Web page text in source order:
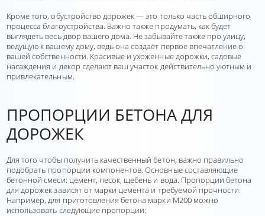
Кроме того, обустройство дорожек — это только часть обширного
процесса благоустройства. Важно также продумать, как будет
выглядеть весь двор вашего дома. Не забывайте также про улицу,
ведущую к вашему дому, ведь она создаёт первое впечатление о
вашей собственности. Красивые и ухоженные дорожки, садовые
насаждения и декор сделают ваш участок действительно уютным и
привлекательным.
ПРОПОРЦИИ БЕТОНА ДЛЯ
ДОРОЖЕК
Для того чтобы получить качественный бетон, важно правильно
подобрать пропорции компонентов. Основные составляющие
бетонной смеси: цемент, песок, щебень и вода. Пропорции бетона
для дорожек зависят от марки цемента и требуемой прочности.
Например, для приготовления бетона марки М200 можно
использовать следующие пропорции: